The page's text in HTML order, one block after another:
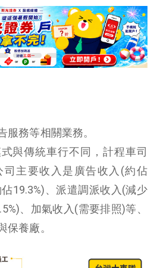
服務等相關業務。
與傳統車行不同，計程車司
司主要收入是廣告收入(約佔
19.3%)、派遣調派收入(減少
、加氣收入(需要排照)等、
保養廠。